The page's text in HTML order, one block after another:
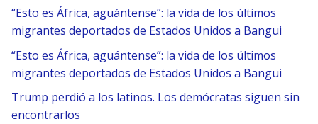
“Esto es África, aguántense”: la vida de los últimos
migrantes deportados de Estados Unidos a Bangui
“Esto es África, aguántense”: la vida de los últimos
migrantes deportados de Estados Unidos a Bangui
Trump perdió a los latinos. Los demócratas siguen sin
encontrarlos